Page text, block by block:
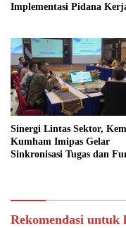
Implementasi Pidana
Sinergi Lintas Sektor,
Kumham Imipas Gelar
Sinkronisasi Tugas dan
Rekomendasi untuk